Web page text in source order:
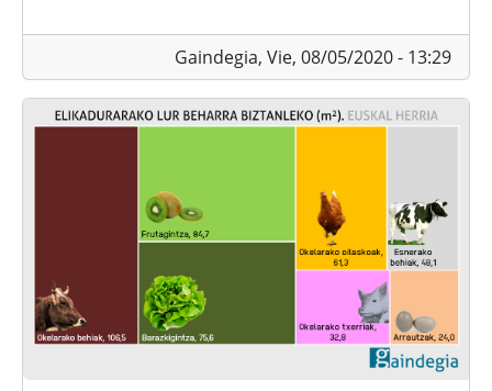
Gaindegia, Vie, 08/05/2020 - 13:29